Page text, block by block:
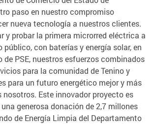
paso en nuestro compromiso
nueva tecnología a nuestros clientes.
y probar la primera microrred eléctrica a
público, con baterías y energía solar, en
de PSE, nuestros esfuerzos combinados
para la comunidad de Tenino y
para un futuro energético mejor y más
Este innovador proyecto es
generosa donación de 2,7 millones
de Energía Limpia del Departamento